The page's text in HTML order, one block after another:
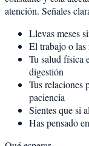
atención. Señales
Llevas meses
El trabajo o las
Tu salud física
digestión
Tus relaciones
paciencia
Sientes que si
Has pensado